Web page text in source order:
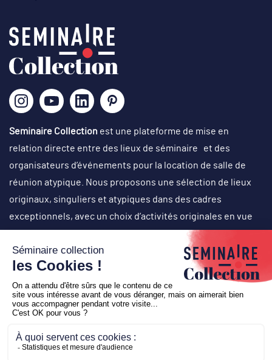
Seminaire Collection est une plateforme de mise en
relation directe entre des lieux de séminaire et des
organisateurs d’événements pour la location de salle de
réunion atypique. Nous proposons une sélection de lieux
originaux, singuliers et atypiques dans des cadres
exceptionnels, avec un choix d’activités originales en vue
d’organisation de réunions de travail, journées de cohésion,
off-site, comité de direction, conventions, team-building,
soirées événementielles (lancement de produit, cocktail
d’inauguration…), voyages de récompense, etc.
Copyright © 2026Seminaire Collection